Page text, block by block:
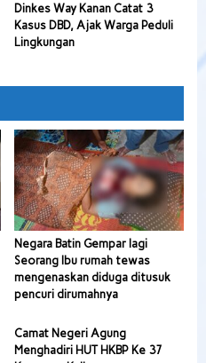
Dinkes Way Kanan Catat 3
Kasus DBD, Ajak Warga Peduli
Lingkungan
Negara Batin Gempar lagi
Seorang Ibu rumah tewas
mengenaskan diduga ditusuk
pencuri dirumahnya
Camat Negeri Agung
Menghadiri HUT HKBP Ke 37